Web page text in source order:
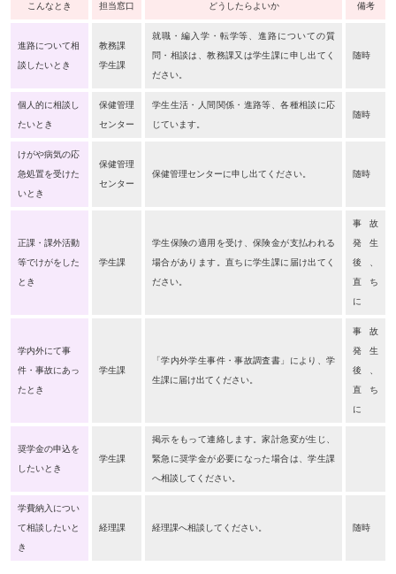
こんなとき 担当窓口 どうしたらよいか 備考
進路について相
談したいとき
教務課
学生課
就職・編入学・転学等、進路についての質
問・相談は、教務課又は学生課に申し出てく
ださい。
随時
個人的に相談し
たいとき
保健管理
センター
学生生活・人間関係・進路等、各種相談に応
じています。
随時
けがや病気の応
急処置を受けた
いとき
保健管理
センター
保健管理センターに申し出てください。 随時
正課・課外活動
等でけがをした
とき
学生課
学生保険の適用を受け、保険金が支払われる
場合があります。直ちに学生課に届け出てく
ださい。
事故
発生
後、
直ち
に
学内外にて事
件・事故にあっ
たとき
学生課
「学内外学生事件・事故調査書」により、学
生課に届け出てください。
事故
発生
後、
直ち
に
奨学金の申込を
したいとき
学生課
掲示をもって連絡します。家計急変が生じ、
緊急に奨学金が必要になった場合は、学生課
へ相談してください。
学費納入につい
て相談したいと
き
経理課 経理課へ相談してください。 随時